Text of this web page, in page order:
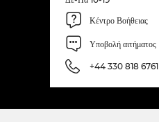
Κέντρο Βοήθειας
Υποβολή αιτήματος
+44 330 818 6761